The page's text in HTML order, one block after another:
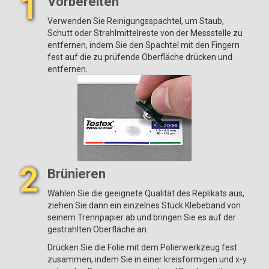
Standard Modelle
Beinhaltet ALLE Merkmale wie oben gezeigt plus...
Speicherung von 1.000 Messwerten pro Sonde - gespeicherte
Messwerte können angezeigt oder heruntergeladen werden
Advanced Modelle
Beinhaltet ALLE Merkmale wie oben gezeigt plus...
Speicherung von 250.000 Messwerten von mehreren Sonden in
bis zu 1.000 Stapeln
Live-Darstellung der Messdaten
Touchscreen-Tastatur zum schnellen
Umbenennen von Stapeln
WiFi-Technologiesynchronisiert drahtlos mit PosiSoft.net und
lädt Software-Updates herunter
4.0 Technologie für die Datenübertragung an ein
tragbarer Drucker läuft.BLE-API für die Integration in Software
von Drittanbietern verfügbar.
1
Verwenden Sie Reinigungsspachtel, um Staub,
Schutt oder Strahlmittelreste von der Messstelle zu
entfernen, indem Sie den Spachtel mit den Fingern
fest auf die zu prüfende Oberfläche drücken und
entfernen.
2 Brünieren
Wählen Sie die geeignete Qualität des Replikats aus,
ziehen Sie dann ein einzelnes Stück Klebeband von
seinem Trennpapier ab und bringen Sie es auf der
gestrahlten Oberfläche an.
Drücken Sie die Folie mit dem Polierwerkzeug fest
zusammen, indem Sie in einer kreisförmigen und x-y